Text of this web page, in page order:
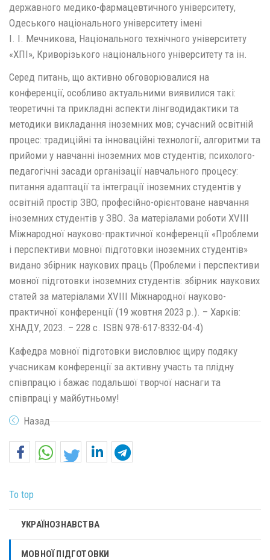
державного медико-фармацевтичного університету,
Одеського національного університету імені
І. І. Мечникова, Національного технічного університету
«ХПІ», Криворізького національного університету та ін.
Серед питань, що активно обговорювалися на
конференції, особливо актуальними виявилися такі:
теоретичні та прикладні аспекти лінгводидактики та
методики викладання іноземних мов; сучасний освітній
процес: традиційні та інноваційні технології, алгоритми та
прийоми у навчанні іноземних мов студентів; психолого-
педагогічні засади організації навчального процесу:
питання адаптації та інтеграції іноземних студентів у
освітній простір ЗВО; професійно-орієнтоване навчання
іноземних студентів у ЗВО. За матеріалами роботи ХVIІІ
Міжнародної науково-практичної конференції «Проблеми
і перспективи мовної підготовки іноземних студентів»
видано збірник наукових праць (Проблеми і перспективи
мовної підготовки іноземних студентів: збірник наукових
статей за матеріалами ХVIІІ Міжнародної науково-
практичної конференції (19 жовтня 2023 р.). – Харків:
ХНАДУ, 2023. – 228 с. ISBN 978-617-8332-04-4)
Кафедра мовної підготовки висловлює щиру подяку
учасникам конференції за активну участь та плідну
співпрацю і бажає подальшої творчої наснаги та
співпраці у майбутньому!
Назад
To top
УКРАЇНОЗНАВСТВА
МОВНОЇ ПІДГОТОВКИ